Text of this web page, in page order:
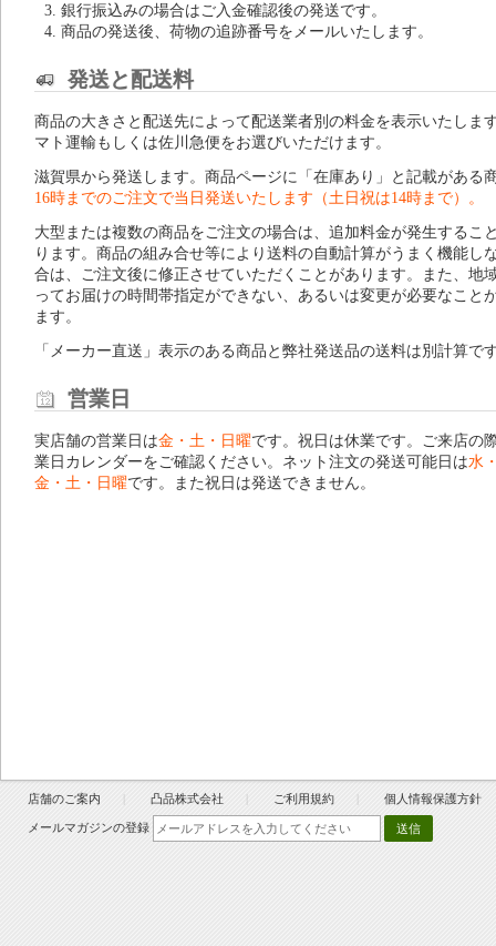
銀行振込みの場合はご入金確認後の発送です。
商品の発送後、荷物の追跡番号をメールいたします。
発送と配送料
商品の大きさと配送先によって配送業者別の料金を表示いたしま
マト運輸もしくは佐川急便をお選びいただけます。
滋賀県から発送します。商品ページに「在庫あり」と記載がある
16時までのご注文で当日発送いたします（土日祝は14時まで）。
大型または複数の商品をご注文の場合は、追加料金が発生するこ
ります。商品の組み合せ等により送料の自動計算がうまく機能し
合は、ご注文後に修正させていただくことがあります。また、地
ってお届けの時間帯指定ができない、あるいは変更が必要なこと
ます。
「メーカー直送」表示のある商品と弊社発送品の送料は別計算で
営業日
実店舗の営業日は金・土・日曜です。祝日は休業です。ご来店の
業日カレンダーをご確認ください。ネット注文の発送可能日は水
金・土・日曜です。また祝日は発送できません。
店舗のご案内 凸品株式会社 ご利用規約 個人情報保護方針
メールマガジンの登録 送信